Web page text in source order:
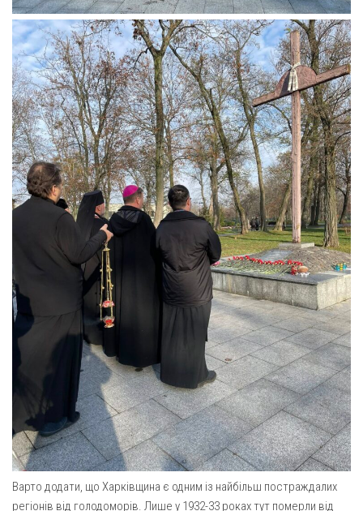
Варто додати, що Харківщина є одним із найбільш постраждалих
регіонів від голодоморів. Лише у 1932-33 роках тут померли від